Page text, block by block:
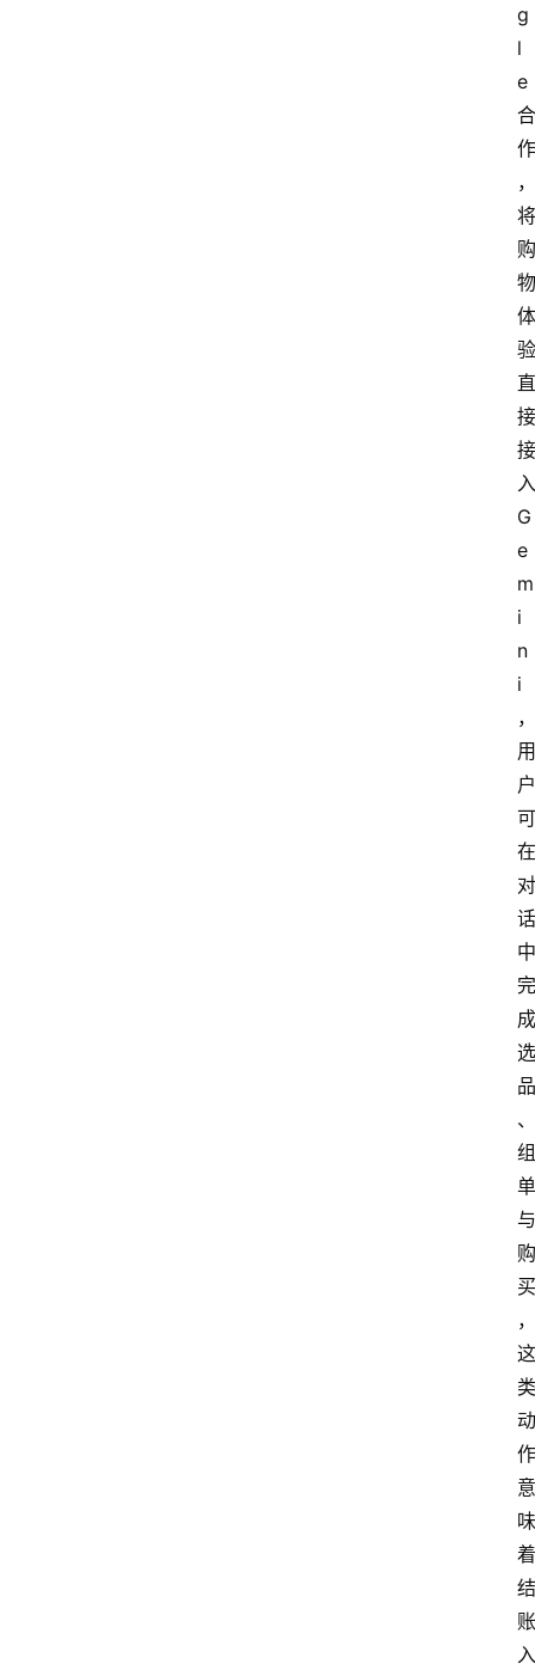
g
l
e
合
作
，
将
购
物
体
验
直
接
接
入
G
e
m
i
n
i
，
用
户
可
在
对
话
中
完
成
选
品
、
组
单
与
购
买
，
这
类
动
作
意
味
着
结
账
入